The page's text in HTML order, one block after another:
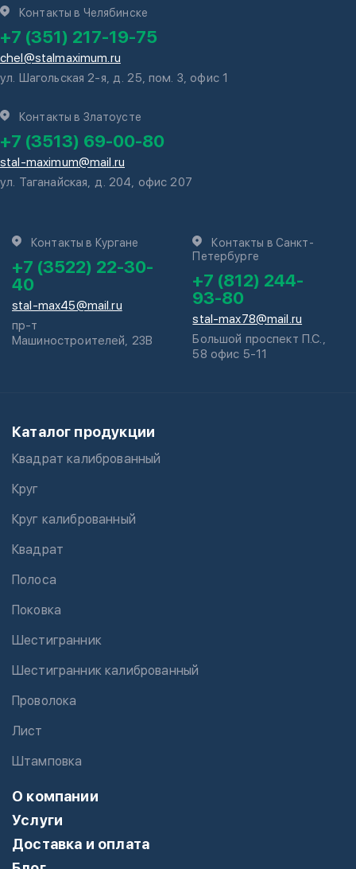
Контакты в Челябинске
+7 (351) 217-19-75
chel@stalmaximum.ru
ул. Шагольская 2-я, д. 25, пом. 3, офис 1
Контакты в Златоусте
+7 (3513) 69-00-80
stal-maximum@mail.ru
ул. Таганайская, д. 204, офис 207
Контакты в Кургане
+7 (3522) 22-30-
40
stal-max45@mail.ru
пр-т
Машиностроителей, 23В
Контакты в Санкт-
Петербурге
+7 (812) 244-
93-80
stal-max78@mail.ru
Большой проспект П.С.,
58 офис 5-11
Каталог продукции
Квадрат калиброванный
Круг
Круг калиброванный
Квадрат
Полоса
Поковка
Шестигранник
Шестигранник калиброванный
Проволока
Лист
Штамповка
О компании
Услуги
Доставка и оплата